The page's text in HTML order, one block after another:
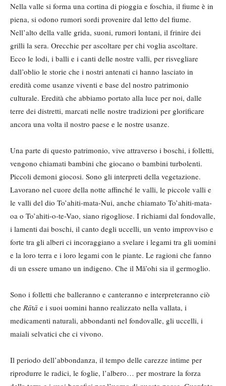
Nella valle si forma una cortina di pioggia e foschia, il fiume è in
piena, si odono rumori sordi provenire dal letto del fiume.
Nell’alto della valle grida, suoni, rumori lontani, il frinire dei
grilli la sera. Orecchie per ascoltare per chi voglia ascoltare.
Ecco le lodi, i balli e i canti delle nostre valli, per risvegliare
dall’oblio le storie che i nostri antenati ci hanno lasciato in
eredità come usanze viventi e base del nostro patrimonio
culturale. Eredità che abbiamo portato alla luce per noi, dalle
terre dei distretti, marcati nelle nostre tradizioni per glorificare
ancora una volta il nostro paese e le nostre usanze.
Una parte di questo patrimonio, vive attraverso i boschi, i folletti,
vengono chiamati bambini che giocano o bambini turbolenti.
Piccoli demoni giocosi. Sono gli interpreti della vegetazione.
Lavorano nel cuore della notte affinché le valli, le piccole valli e
le valli del dio To’ahiti-mata-Nui, anche chiamato To’ahiti-mata-
oa o To’ahiti-o-te-Vao, siano rigogliose. I richiami dal fondovalle,
i lamenti dai boschi, il canto degli uccelli, un vento improvviso e
forte tra gli alberi ci incoraggiano a svelare i legami tra gli uomini
e la loro terra e i loro legami con le piante. Le ragioni che fanno
di un essere umano un indigeno. Che il Mā’ohi sia il germoglio.
Sono i folletti che balleranno e canteranno e interpreteranno ciò
che Rātā e i suoi uomini hanno realizzato nella vallata, i
medicamenti naturali, abbondanti nel fondovalle, gli uccelli, i
maiali selvatici che ci vivono.
Il periodo dell’abbondanza, il tempo delle carezze intime per
riprodurre le radici, le foglie, l’albero… per mostrare la forza